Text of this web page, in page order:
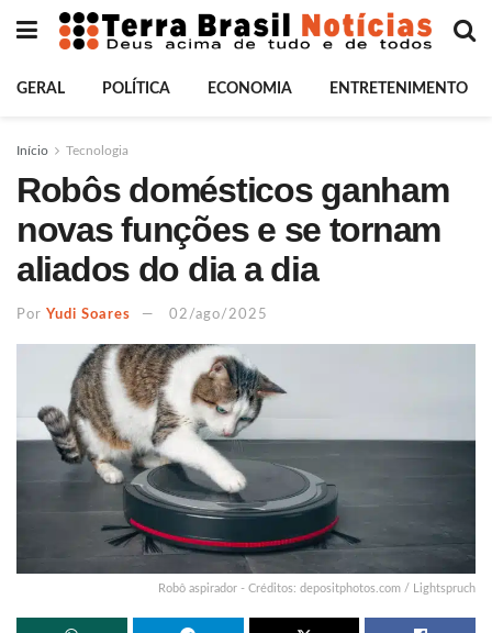
GERAL POLÍTICA ECONOMIA ENTRETENIMENTO
Início Tecnologia
Robôs domésticos ganham
novas funções e se tornam
aliados do dia a dia
Por Yudi Soares 02/ago/2025
Robô aspirador - Créditos: depositphotos.com / Lightspruch